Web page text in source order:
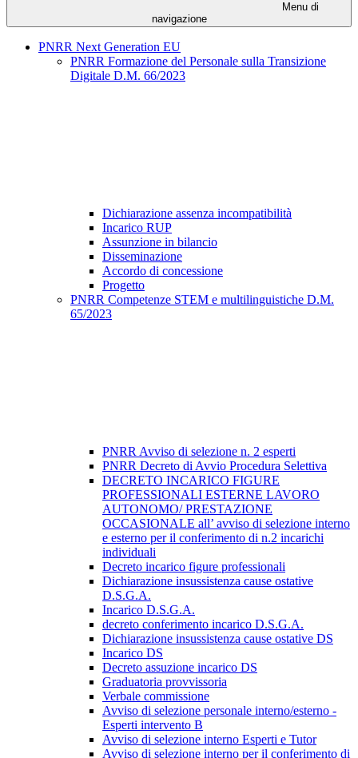
Menu di
navigazione
PNRR Next Generation EU
PNRR Formazione del Personale sulla Transizione
Digitale D.M. 66/2023
Dichiarazione assenza incompatibilità
Incarico RUP
Assunzione in bilancio
Disseminazione
Accordo di concessione
Progetto
PNRR Competenze STEM e multilinguistiche D.M.
65/2023
PNRR Avviso di selezione n. 2 esperti
PNRR Decreto di Avvio Procedura Selettiva
DECRETO INCARICO FIGURE
PROFESSIONALI ESTERNE LAVORO
AUTONOMO/ PRESTAZIONE
OCCASIONALE all’ avviso di selezione interno
e esterno per il conferimento di n.2 incarichi
individuali
Decreto incarico figure professionali
Dichiarazione insussistenza cause ostative
D.S.G.A.
Incarico D.S.G.A.
decreto conferimento incarico D.S.G.A.
Dichiarazione insussistenza cause ostative DS
Incarico DS
Decreto assuzione incarico DS
Graduatoria provvissoria
Verbale commissione
Avviso di selezione personale interno/esterno -
Esperti intervento B
Avviso di selezione interno Esperti e Tutor
Avviso di selezione interno per il conferimento di